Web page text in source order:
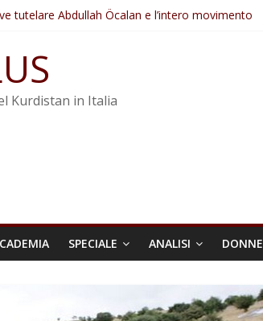
tutelare Abdullah Öcalan e l’intero movimento
Apo ostacolerebbe l’attuazione della legge
i crimini di guerra dell’Iran
essere trasformata in legge positiva
Kurdistan in Italia
SPECIALE ANALISI DONNE